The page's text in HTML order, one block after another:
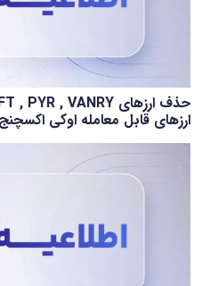
ارزهای قابل معامله اوکی اکسچنج